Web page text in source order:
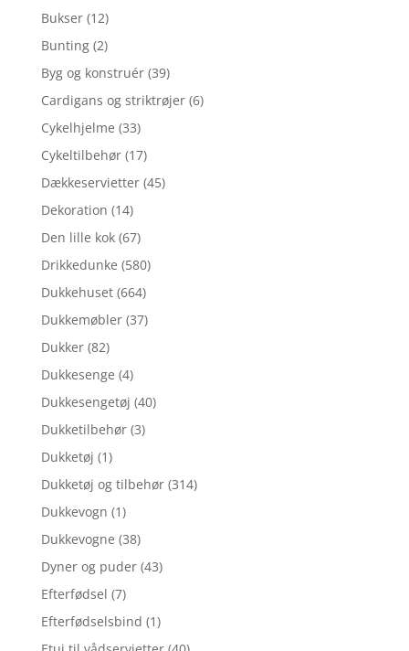
Bukser (12)
Bunting (2)
Byg og konstruér (39)
Cardigans og striktrøjer (6)
Cykelhjelme (33)
Cykeltilbehør (17)
Dækkeservietter (45)
Dekoration (14)
Den lille kok (67)
Drikkedunke (580)
Dukkehuset (664)
Dukkemøbler (37)
Dukker (82)
Dukkesenge (4)
Dukkesengetøj (40)
Dukketilbehør (3)
Dukketøj (1)
Dukketøj og tilbehør (314)
Dukkevogn (1)
Dukkevogne (38)
Dyner og puder (43)
Efterfødsel (7)
Efterfødselsbind (1)